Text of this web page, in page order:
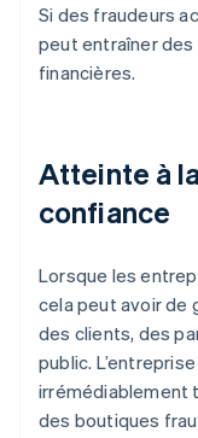
Si des fraudeurs
peut entraîner
financières.
Atteinte à
confiance
Lorsque les
cela peut avoir de
des clients, des
public.
irrémédiablement
des boutiques